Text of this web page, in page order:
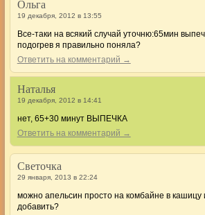
Ольга
19 декабря, 2012 в 13:55
Все-таки на всякий случай уточню:65мин
подогрев я правильно поняла?
Ответить на комментарий →
Наталья
19 декабря, 2012 в 14:41
нет, 65+30 минут ВЫПЕЧКА
Ответить на комментарий →
Светочка
29 января, 2013 в 22:24
можно апельсин просто на комбайне в кашицу
добавить?